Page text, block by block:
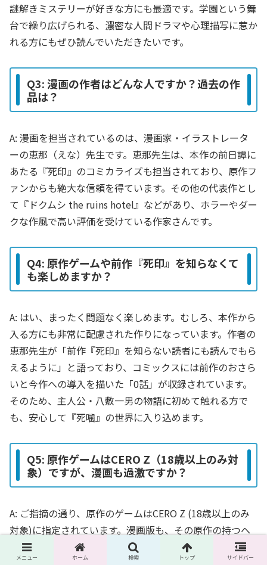
謎解きミステリーが好きな方にも最適です。学園という舞
台で繰り広げられる、濃密な人間ドラマや心理描写に惹か
れる方にもぜひ読んでいただきたいです。
Q3: 漫画の作者はどんな人ですか？過去の作
品は？
A: 漫画を担当されているのは、漫画家・イラストレータ
ーの恵那（えな）先生です。恵那先生は、本作の前日譚に
あたる『死印』のコミカライズも担当されており、原作フ
ァンからも絶大な信頼を得ています。その他の代表作とし
て『ドクムシ the ruins hotel』などがあり、ホラーやダー
クな作風で高い評価を受けている作家さんです。
Q4: 原作ゲームや前作『死印』を知らなくて
も楽しめますか？
A: はい、まったく問題なく楽しめます。むしろ、本作から
入る方にも非常に配慮された作りになっています。作者の
恵那先生が「前作『死印』を知らない読者にも読んでもら
えるように」と語っており、コミックスには前作のおさら
いと今作への導入を描いた「0話」が収録されています。
そのため、主人公・八敷一男の物語に初めて触れる方で
も、安心して『死噛』の世界に入り込めます。
Q5: 原作ゲームはCERO Z（18歳以上のみ対
象）ですが、漫画も過激ですか？
A: ご指摘の通り、原作のゲームはCERO Z (18歳以上のみ
対象)に指定されています。漫画版も、その原作の持つヘ
ビーな空気感を忠実に再現しています。特に、ゲーム版よ
メニュー ホーム 検索 トップ サイドバー